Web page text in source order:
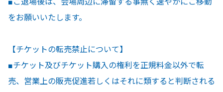
をお願いいたします。
【チケットの転売禁止について】
■チケット及びチケット購入の権利を正規料金以外で転
売、営業上の販売促進若しくはそれに類すると判断される